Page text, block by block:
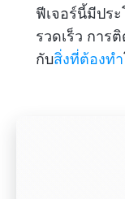
ฟีเจอร์นี้มีปร
รวดเร็ว การ
กับสิ่งที่ต้องทำ